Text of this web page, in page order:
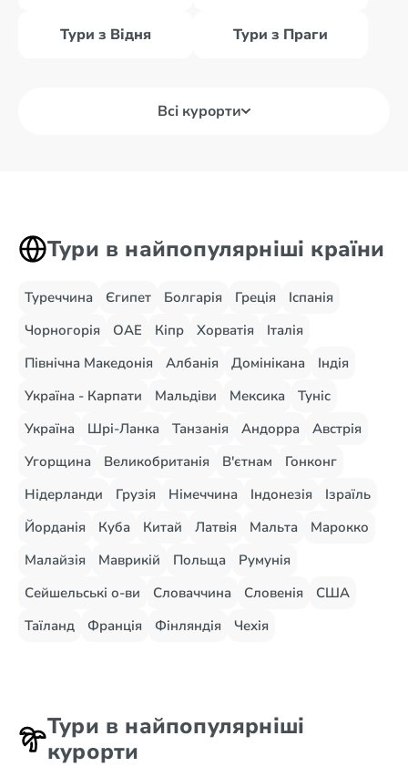
Тури з Відня Тури з Праги
Всі курорти
Тури в найпопулярніші країни
Туреччина Єгипет Болгарія Греція
Іспанія
Чорногорія
ОАЕ Кіпр Хорватія
Італія
Північна Македонія
Албанія Домінікана
Індія
Україна - Карпати
Мальдіви Мексика
Туніс
Україна
Шрі-Ланка Танзанія Андорра
Австрія
Угорщина
Великобританія В'єтнам
Гонконг
Нідерланди
Грузія Німеччина Індонезія
Ізраїль
Йорданія
Куба Китай Латвія Мальта
Марокко
Малайзія
Маврикій Польща
Румунія
Сейшельські о-ви
Словаччина Словенія
США
Таїланд
Франція Фінляндія Чехія
Тури в найпопулярніші
курорти